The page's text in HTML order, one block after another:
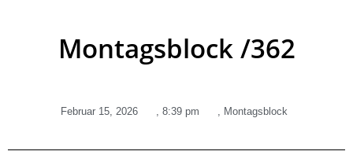
Montagsblock /362
Februar 15, 2026 , 8:39 pm , Montagsblock